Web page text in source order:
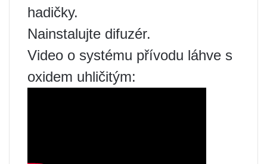
hadičky.
Nainstalujte difuzér.
Video o systému přívodu láhve s
oxidem uhličitým: